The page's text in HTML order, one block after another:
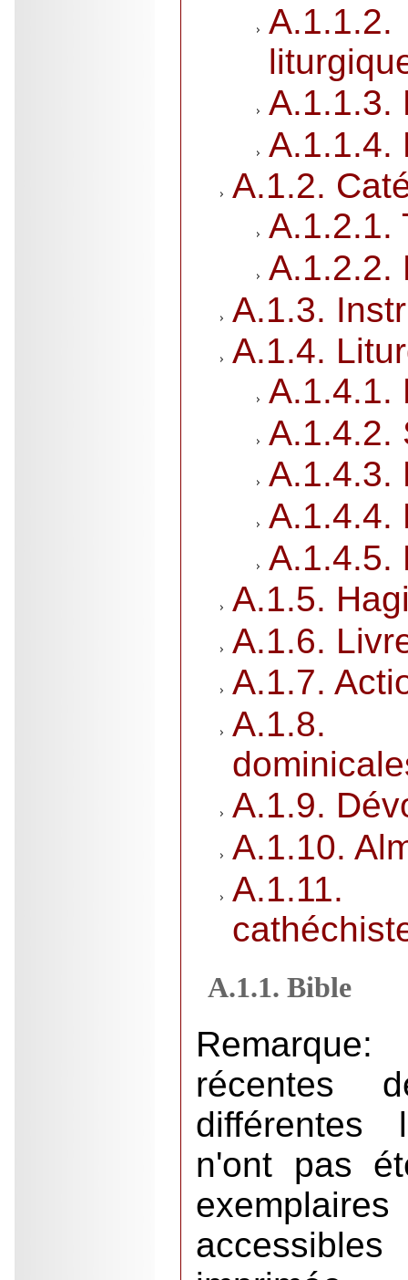
A.1.1.3.
A.1.1.4.
A.1.2.
A.1.2.1.
A.1.2.2.
A.1.3.
A.1.4.
A.1.4.1.
A.1.4.2.
A.1.4.3.
A.1.4.4.
A.1.4.5.
A.1.5.
A.1.6.
A.1.7.
A.1.8.
A.1.9.
A.1.10.
A.1.1. Bible
récentes
différentes
n'ont pas